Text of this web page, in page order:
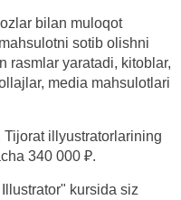
bilan muloqot
sotib olishni
rasmlar yaratadi, kitoblar,
media mahsulotlari
illyustratorlarining
340 000 ₽.
kursida siz